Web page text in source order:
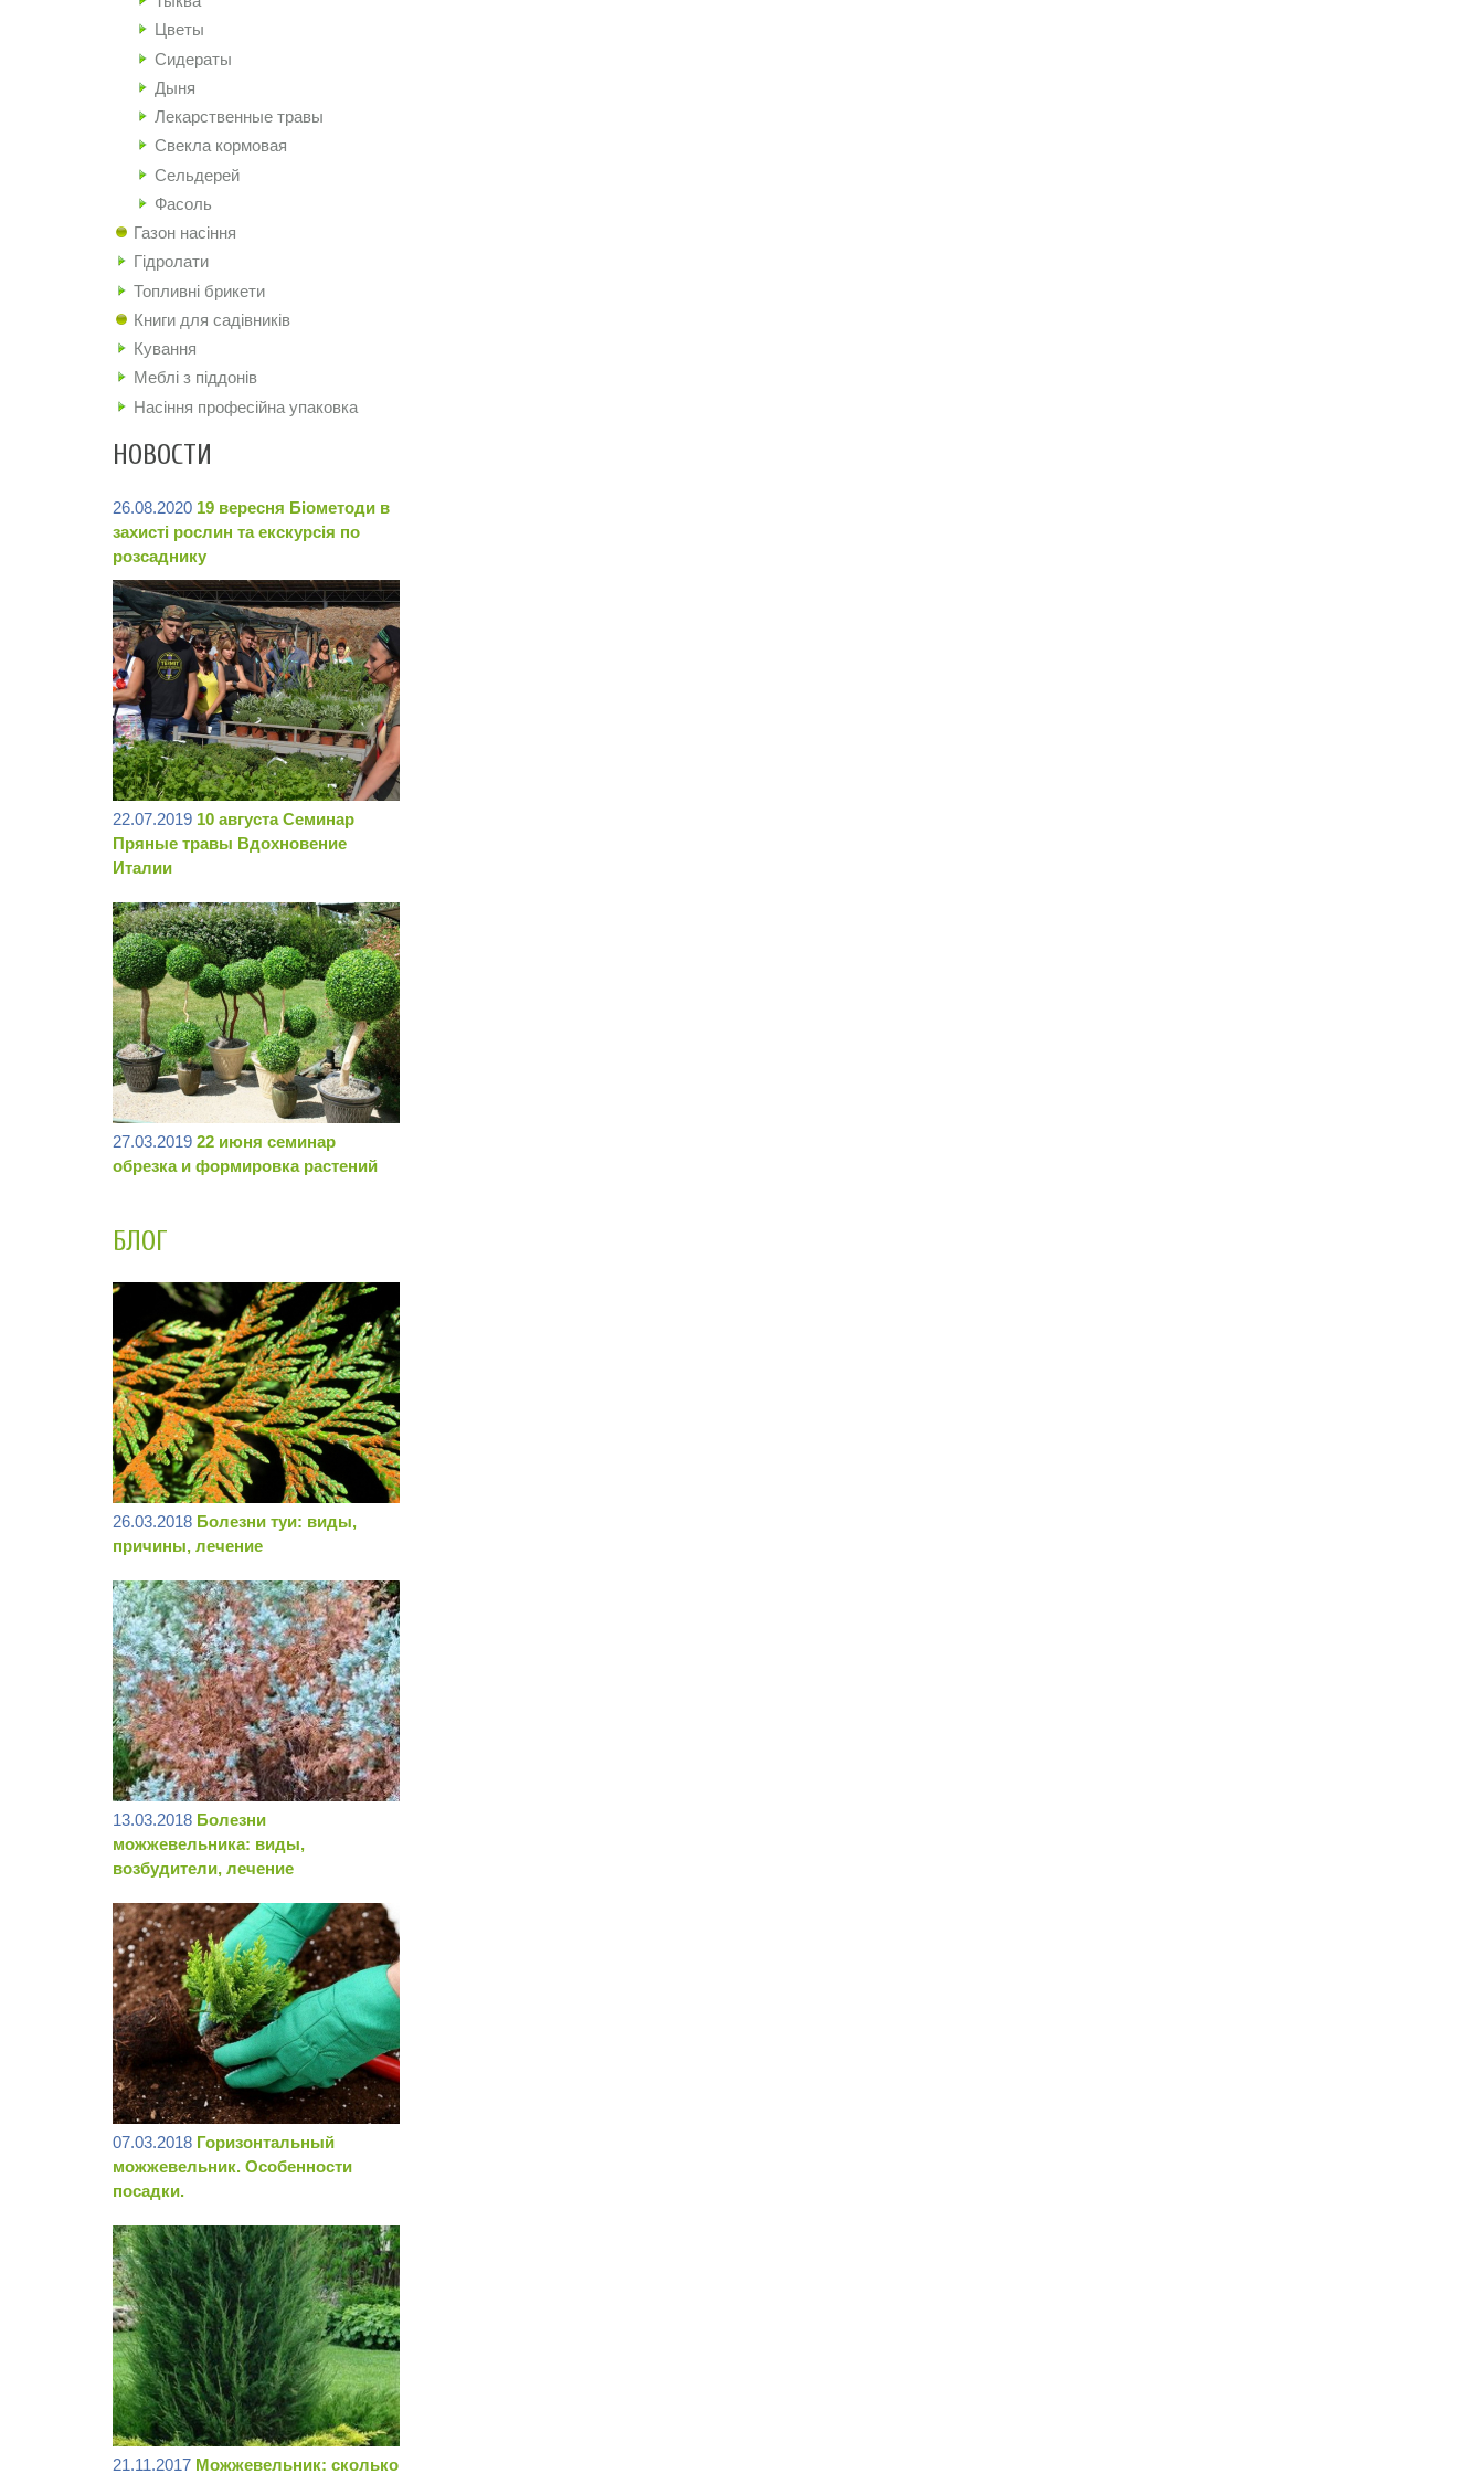
Цветы
Сидераты
Дыня
Лекарственные травы
Свекла кормовая
Сельдерей
Фасоль
Газон насіння
Гідролати
Топливні брикети
Книги для садівників
Кування
Меблі з піддонів
Насіння професійна упаковка
НОВОСТИ
26.08.2020 19 вересня Біометоди в
захисті рослин та екскурсія по
розсаднику
22.07.2019 10 августа Семинар
Пряные травы Вдохновение
Италии
27.03.2019 22 июня семинар
обрезка и формировка растений
БЛОГ
26.03.2018 Болезни туи: виды,
причины, лечение
13.03.2018 Болезни
можжевельника: виды,
возбудители, лечение
07.03.2018 Горизонтальный
можжевельник. Особенности
посадки.
21.11.2017 Можжевельник: сколько